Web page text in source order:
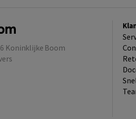
Koninklijke Boom